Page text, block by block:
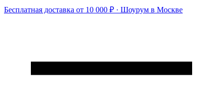
Бесплатная доставка от 10 000 ₽ · Шоурум в Москве